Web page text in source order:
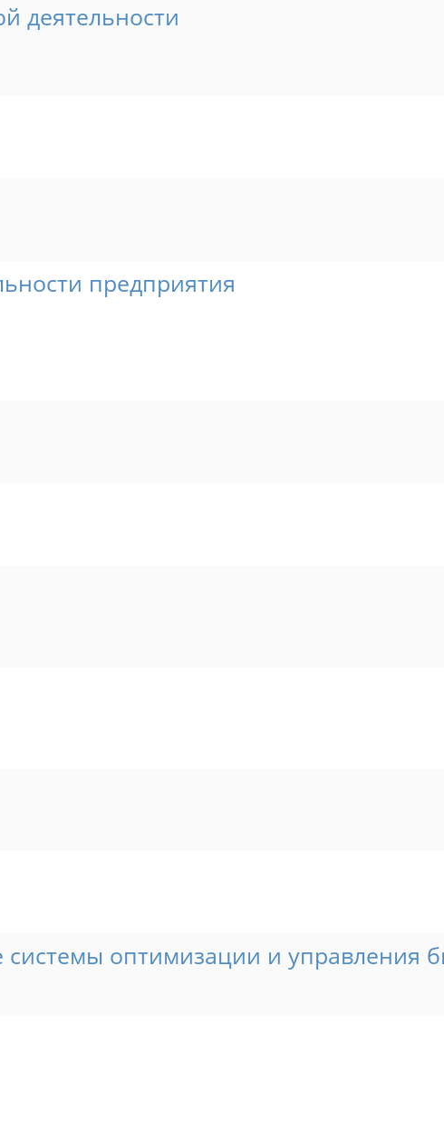
деятельности
предприятия
оптимизации и управления